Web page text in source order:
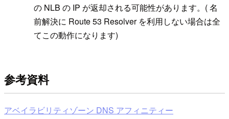
の NLB の IP が返却される可能性があります。( 名
前解決に Route 53 Resolver を利用しない場合は全
てこの動作になります)
参考資料
アベイラビリティゾーン DNS アフィニティー